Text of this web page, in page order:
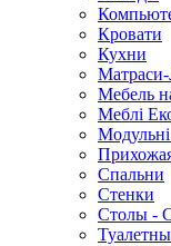
Кровати
Кухни
Матраси-
Мебель
Меблі
Спальни
Стенки
Столы -